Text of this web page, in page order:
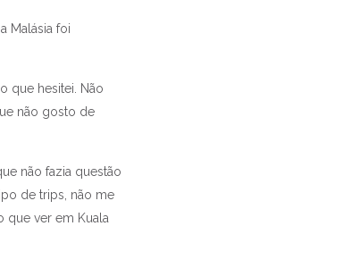
Malásia foi
que hesitei. Não
não gosto de
não fazia questão
de trips, não me
que ver em Kuala